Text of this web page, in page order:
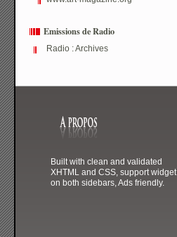
Emissions de Radio
Radio : Archives
Built with clean and validated
XHTML and CSS, support widget
on both sidebars, Ads friendly.